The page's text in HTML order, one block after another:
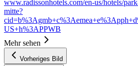
www.radissonhotels.com/en-us/hotels/
mitte?
US+h%3APPWB
Mehr sehen
Vorheriges Bild